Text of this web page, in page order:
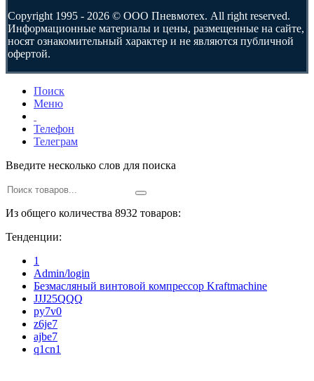
Copyright 1995 - 2026 © ООО Пневмотех. All right reserved.
Информационные материалы и цены, размещенные на сайте,
носят ознакомительный характер и не являются публичной
офертой.
Поиск
Меню
Телефон
Телеграм
Введите несколько слов для поиска
Из общего количества 8932 товаров:
Тенденции:
1
Admin/login
Безмасляный винтовой компрессор Kraftmaсhine
JJJ25QQQ
py7v0
z6je7
ajbe7
q1cn1